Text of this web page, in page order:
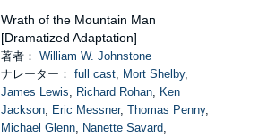
Wrath of the Mountain Man
[Dramatized Adaptation]
著者： William W. Johnstone
ナレーター： full cast, Mort Shelby,
James Lewis, Richard Rohan, Ken
Jackson, Eric Messner, Thomas Penny,
Michael Glenn, Nanette Savard,